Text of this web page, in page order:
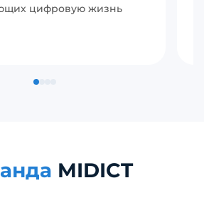
цифровую жизнь
MIDICT